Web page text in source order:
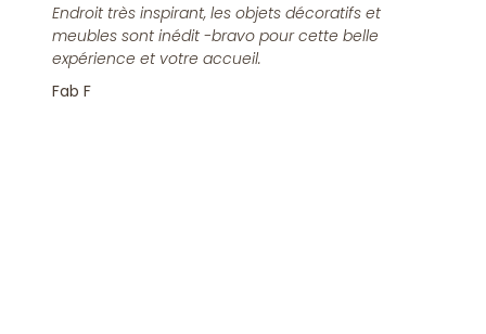
Endroit très inspirant, les objets décoratifs et
meubles sont inédit -bravo pour cette belle
expérience et votre accueil.
Fab F